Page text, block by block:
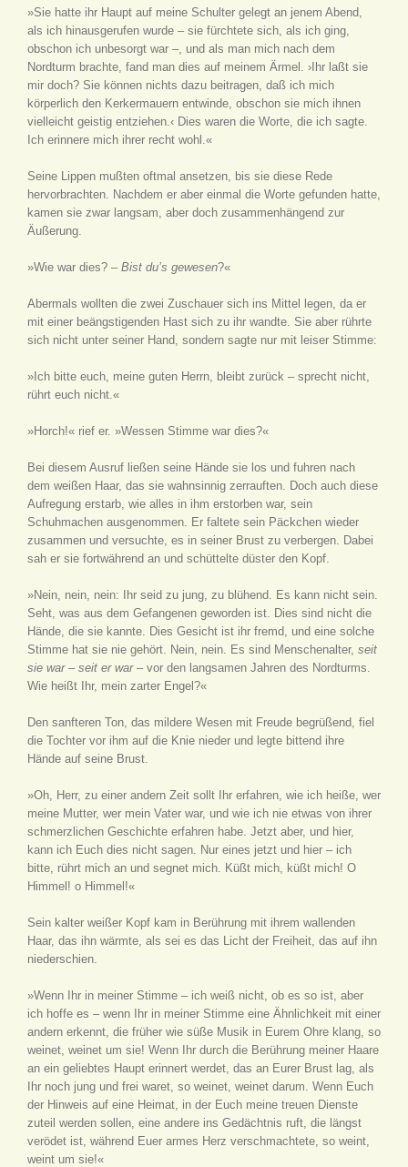
»Sie hatte ihr Haupt auf meine Schulter gelegt an jenem Abend,
als ich hinausgerufen wurde – sie fürchtete sich, als ich ging,
obschon ich unbesorgt war –, und als man mich nach dem
Nordturm brachte, fand man dies auf meinem Ärmel. ›Ihr laßt sie
mir doch? Sie können nichts dazu beitragen, daß ich mich
körperlich den Kerkermauern entwinde, obschon sie mich ihnen
vielleicht geistig entziehen.‹ Dies waren die Worte, die ich sagte.
Ich erinnere mich ihrer recht wohl.«
Seine Lippen mußten oftmal ansetzen, bis sie diese Rede
hervorbrachten. Nachdem er aber einmal die Worte gefunden hatte,
kamen sie zwar langsam, aber doch zusammenhängend zur
Äußerung.
»Wie war dies? – Bist du’s gewesen?«
Abermals wollten die zwei Zuschauer sich ins Mittel legen, da er
mit einer beängstigenden Hast sich zu ihr wandte. Sie aber rührte
sich nicht unter seiner Hand, sondern sagte nur mit leiser Stimme:
»Ich bitte euch, meine guten Herrn, bleibt zurück – sprecht nicht,
rührt euch nicht.«
»Horch!« rief er. »Wessen Stimme war dies?«
Bei diesem Ausruf ließen seine Hände sie los und fuhren nach
dem weißen Haar, das sie wahnsinnig zerrauften. Doch auch diese
Aufregung erstarb, wie alles in ihm erstorben war, sein
Schuhmachen ausgenommen. Er faltete sein Päckchen wieder
zusammen und versuchte, es in seiner Brust zu verbergen. Dabei
sah er sie fortwährend an und schüttelte düster den Kopf.
»Nein, nein, nein: Ihr seid zu jung, zu blühend. Es kann nicht sein.
Seht, was aus dem Gefangenen geworden ist. Dies sind nicht die
Hände, die sie kannte. Dies Gesicht ist ihr fremd, und eine solche
Stimme hat sie nie gehört. Nein, nein. Es sind Menschenalter, seit
sie war– seit er war– vor den langsamen Jahren des Nordturms.
Wie heißt Ihr, mein zarter Engel?«
Den sanfteren Ton, das mildere Wesen mit Freude begrüßend, fiel
die Tochter vor ihm auf die Knie nieder und legte bittend ihre
Hände auf seine Brust.
»Oh, Herr, zu einer andern Zeit sollt Ihr erfahren, wie ich heiße, wer
meine Mutter, wer mein Vater war, und wie ich nie etwas von ihrer
schmerzlichen Geschichte erfahren habe. Jetzt aber, und hier,
kann ich Euch dies nicht sagen. Nur eines jetzt und hier – ich
bitte, rührt mich an und segnet mich. Küßt mich, küßt mich! O
Himmel! o Himmel!«
Sein kalter weißer Kopf kam in Berührung mit ihrem wallenden
Haar, das ihn wärmte, als sei es das Licht der Freiheit, das auf ihn
niederschien.
»Wenn Ihr in meiner Stimme – ich weiß nicht, ob es so ist, aber
ich hoffe es – wenn Ihr in meiner Stimme eine Ähnlichkeit mit einer
andern erkennt, die früher wie süße Musik in Eurem Ohre klang, so
weinet, weinet um sie! Wenn Ihr durch die Berührung meiner Haare
an ein geliebtes Haupt erinnert werdet, das an Eurer Brust lag, als
Ihr noch jung und frei waret, so weinet, weinet darum. Wenn Euch
der Hinweis auf eine Heimat, in der Euch meine treuen Dienste
zuteil werden sollen, eine andere ins Gedächtnis ruft, die längst
verödet ist, während Euer armes Herz verschmachtete, so weint,
weint um sie!«